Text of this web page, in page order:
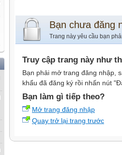
Bạn chưa đăng
Trang này yêu cầu bạn
Truy cập trang này như
Bạn phải mở trang đăng nhập,
khẩu đã đăng ký rồi nhấn nút
Bạn làm gì tiếp theo?
Mở trang đăng nhập
Quay trở lại trang trước